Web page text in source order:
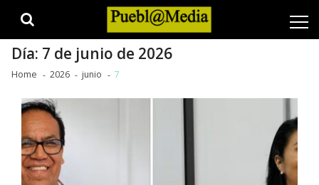
Día: 7 de junio de 2026
Home 2026 junio 7